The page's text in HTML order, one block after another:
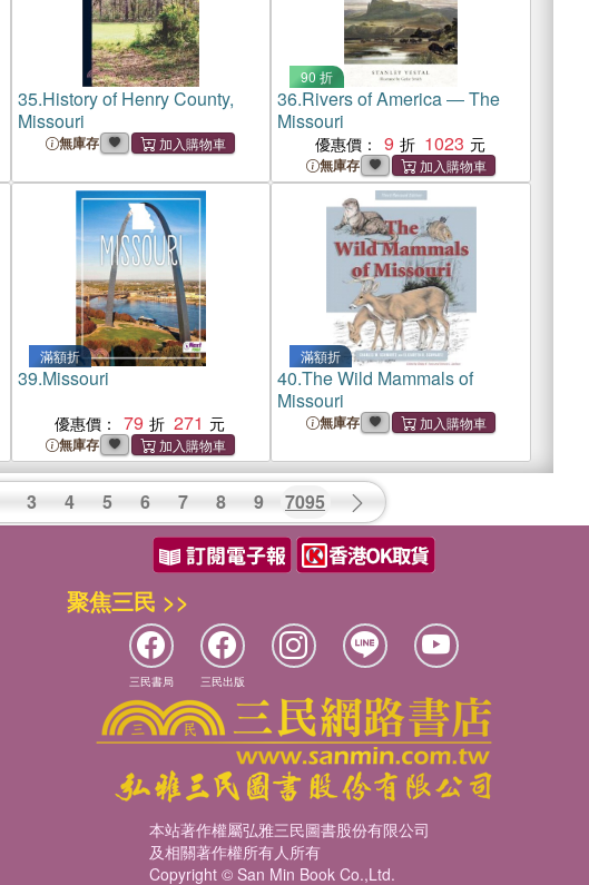
35.History of Henry County,
Missouri
無庫存
90 折
36.Rivers of America ― The
Missouri
優惠價： 9 1023
無庫存
滿額折
39.Missouri
優惠價： 79 271
無庫存
滿額折
40.The Wild Mammals of
Missouri
無庫存
3 4 5 6 7 8 9 7095
聚焦三民 >>
三民書局 三民出版
本站著作權屬弘雅三民圖書股份有限公司
及相關著作權所有人所有
Copyright © San Min Book Co.,Ltd.